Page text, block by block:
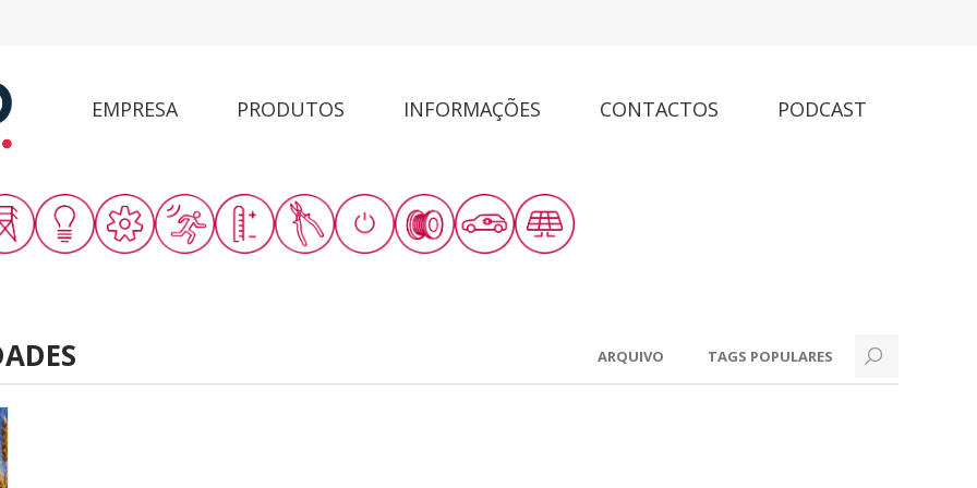
EMPRESA PRODUTOS INFORMAÇÕES CONTACTOS PODCAST
ARQUIVO TAGS POPULARES